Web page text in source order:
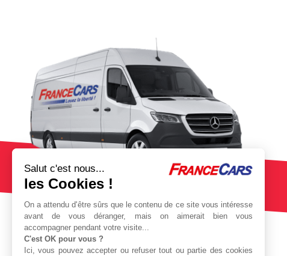
Salut c'est nous...
les Cookies !
On a attendu d'être sûrs que le contenu de ce site vous intéresse
avant de vous déranger, mais on aimerait bien vous
accompagner pendant votre visite...
C'est OK pour vous ?
Ici, vous pouvez accepter ou refuser tout ou partie des cookies